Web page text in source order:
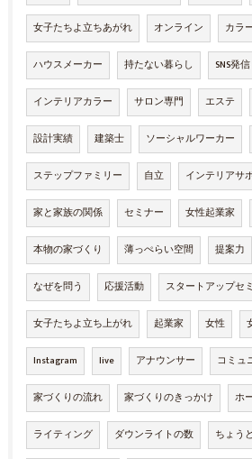
女子たちよ立ちあがれ オンライン カラ
ハウスメーカー 持たない暮らし SNS発信
インテリアカラー サロン専門 エステ
設計実績 建築士 ソーシャルワーカー
ステップファミリー 自立 インテリアサ
家と家族の関係 セミナー 女性起業家
本物の家づくり 薄っぺらい空間 提案力
なぜを問う 応援活動 スタートアップセ
女子たちよ立ち上がれ 起業家 女性
Instagram live アナウンサー コミュ
家づくりの流れ 家づくりのきっかけ ホ
ライティング ダウンライトの数 ちょう